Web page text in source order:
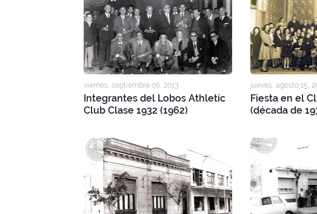
viernes, septiembre 06, 2013
Integrantes del Lobos Athletic
Club Clase 1932 (1962)
jueves, agosto 15,
Fiesta en el
(década de